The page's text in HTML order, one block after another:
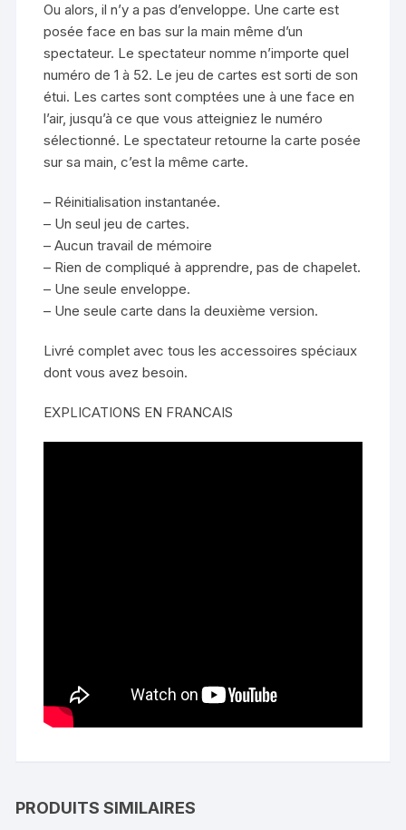
Ou alors, il n’y a pas d’enveloppe. Une carte est
posée face en bas sur la main même d’un
spectateur. Le spectateur nomme n’importe quel
numéro de 1 à 52. Le jeu de cartes est sorti de son
étui. Les cartes sont comptées une à une face en
l’air, jusqu’à ce que vous atteigniez le numéro
sélectionné. Le spectateur retourne la carte posée
sur sa main, c’est la même carte.
– Réinitialisation instantanée.
– Un seul jeu de cartes.
– Aucun travail de mémoire
– Rien de compliqué à apprendre, pas de chapelet.
– Une seule enveloppe.
– Une seule carte dans la deuxième version.
Livré complet avec tous les accessoires spéciaux
dont vous avez besoin.
EXPLICATIONS EN FRANCAIS
PRODUITS SIMILAIRES